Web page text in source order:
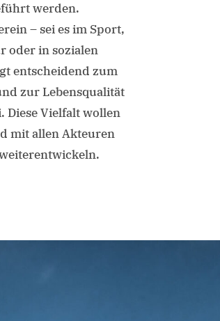
werden.
– sei es im Sport,
oder in sozialen
entscheidend zum
zur Lebensqualität
Diese Vielfalt wollen
mit allen Akteuren